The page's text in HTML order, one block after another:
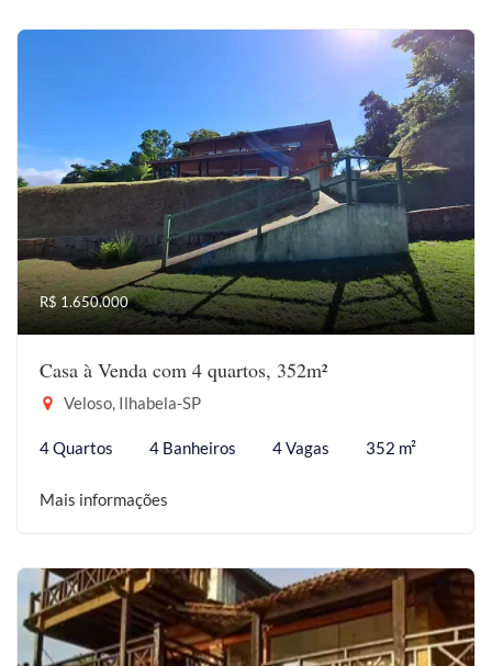
R$ 1.650.000
Casa à Venda com 4 quartos, 352m²
Veloso, Ilhabela-SP
4 Quartos 4 Banheiros 4 Vagas 352 m²
Mais informações